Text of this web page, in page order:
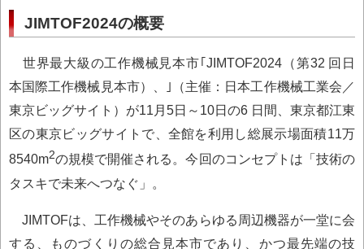
JIMTOF2024の概要
世界最大級の工作機械見本市｢JIMTOF2024（第32 回日
本国際工作機械見本市）、｣（主催：日本工作機械工業会／
東京ビッグサイト）が11月5日～10日の6 日間、東京都江東
区の東京ビッグサイトで、全館を利用し総展示場面積11万
8540m2の規模で開催される。今回のコンセプトは「技術の
タスキで未来へつなぐ」。
JIMTOFは、工作機械やそのあらゆる周辺機器が一堂に会
する、ものづくりの総合見本市であり、かつ最先端の技